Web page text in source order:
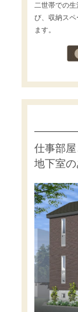
二世帯での
び、収納ス
ます。
仕事部
地下室